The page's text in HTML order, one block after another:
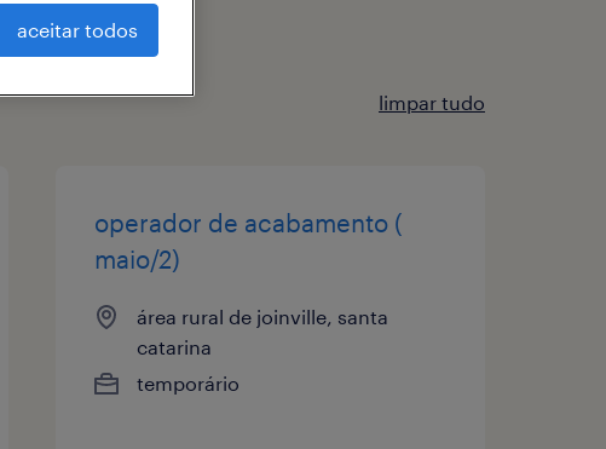
limpar tudo
operador de acabamento (
maio/2)
área rural de joinville, santa
catarina
temporário
aceitar todos